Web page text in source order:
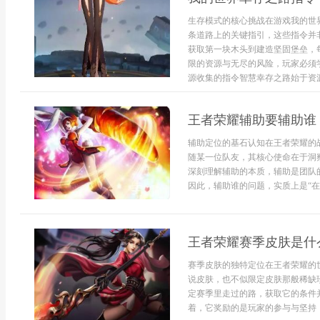
生存模式的核心挑战在游戏我的
条道路上的关键指引，这些指令
获取第一块木头到建造坚固堡垒
限的资源与无尽的风险，玩家必
源收集的指令智慧幸存之路始于
王者荣耀辅助要辅助
辅助定位的基石认知在王者荣耀
随某一位队友，其核心使命在于
深刻理解辅助的本质，辅助是团
因此，辅助谁的问题，实质上是“
王者荣耀赛季皮肤是
赛季皮肤的独特定位在王者荣耀
说皮肤，也不似限定皮肤那般稀
定赛季里走过的路，获取它的条
着，它奖励的是玩家的参与与坚持